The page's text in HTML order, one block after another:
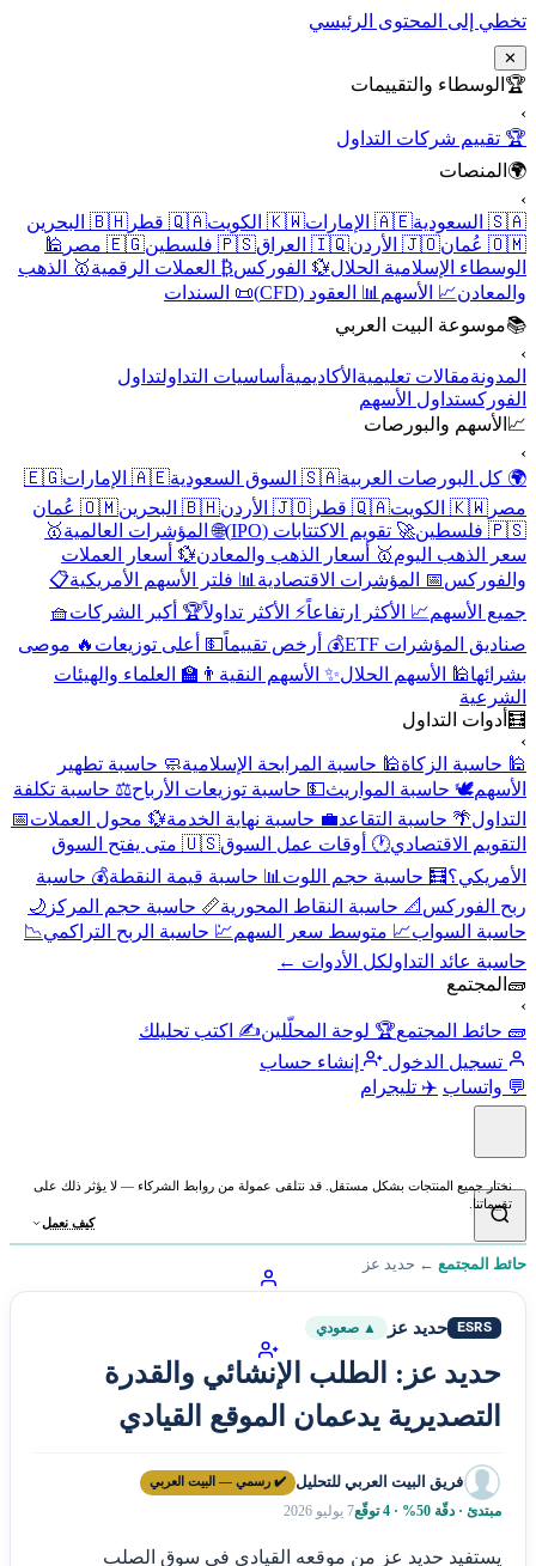
تخطي إلى المحتوى الرئيسي
✕
🏆 الوسطاء والتقييمات
›
🏆 تقييم شركات التداول
🌍 المنصات
›
🇸🇦 السعودية
🇦🇪 الإمارات 🇰🇼 الكويت 🇶🇦 قطر
🇧🇭 البحرين
🇴🇲 عُمان
🇯🇴 الأردن 🇮🇶 العراق 🇵🇸 فلسطين 🇪🇬 مصر
🕌
الوسطاء الإسلامية الحلال💱 الفوركس₿ العملات الرقمية🥇 الذهب
والمعادن📈 الأسهم 📊 العقود (CFD)
📜 السندات
📚موسوعة البيت العربي
›
المدونةمقالات تعليمية الأكاديمية أساسيات التداولتداول
الفوركستداول الأسهم
📈 الأسهم والبورصات
›
🌍 كل البورصات العربية🇸🇦 السوق السعودية 🇦🇪 الإمارات
🇪🇬
مصر 🇰🇼 الكويت 🇶🇦 قطر 🇯🇴 الأردن 🇧🇭 البحرين
🇴🇲 عُمان
🇵🇸 فلسطين
🚀 تقويم الاكتتابات (IPO) 🌐 المؤشرات العالمية🥇
سعر الذهب اليوم🥇 أسعار الذهب والمعادن💱 أسعار العملات
والفوركس📅 المؤشرات الاقتصادية 📊 فلتر الأسهم الأمريكية📋
جميع الأسهم📈 الأكثر ارتفاعاً⚡ الأكثر تداولاً🏆 أكبر الشركات🧺
صناديق المؤشرات ETF
💰 أرخص تقييماً💵 أعلى توزيعات 🔥 موصى
بشرائها🕌 الأسهم الحلال✨ الأسهم النقية 👨‍🏫 العلماء والهيئات
الشرعية
🧮 أدوات التداول
›
🕌 حاسبة الزكاة🕌 حاسبة المرابحة الإسلامية🧼 حاسبة تطهير
الأسهم🕊️ حاسبة المواريث💵 حاسبة توزيعات الأرباح⚖️ حاسبة تكلفة
التداول🌴 حاسبة التقاعد💼 حاسبة نهاية الخدمة💱 محول العملات📅
التقويم الاقتصادي🕐 أوقات عمل السوق
🇺🇸 متى يفتح السوق
الأمريكي؟🧮 حاسبة حجم اللوت 📊 حاسبة قيمة النقطة💰 حاسبة
ربح الفوركس 📐 حاسبة النقاط المحورية📏 حاسبة حجم المركز 🌙
حاسبة السواب📈 متوسط سعر السهم💹 حاسبة الربح التراكمي📉
حاسبة عائد التداولكل الأدوات ←
🧱 المجتمع
›
🧱 حائط المجتمع🏆 لوحة المحلّلين✍️ اكتب تحليلك
تسجيل الدخول
إنشاء حساب
💬 واتساب ✈️ تليجرام
نختار جميع المنتجات بشكل مستقل. قد نتلقى عمولة من روابط الشركاء — لا يؤثر ذلك على
تقييماتنا.
كيف نعمل
حائط المجتمع ← حديد عز
ESRS حديد عز ▲ صعودي
حديد عز: الطلب الإنشائي والقدرة
التصديرية يدعمان الموقع القيادي
فريق البيت العربي للتحليل ✔️ رسمي — البيت العربي
مبتدئ · دقّة 50% · 4 توقّع 7 يوليو 2026
يستفيد حديد عز من موقعه القيادي في سوق الصلب